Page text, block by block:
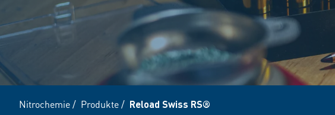
Nitrochemie/ Produkte/ Reload Swiss RS®